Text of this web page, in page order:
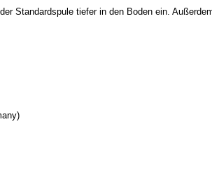
Standardspule tiefer in den Boden ein.